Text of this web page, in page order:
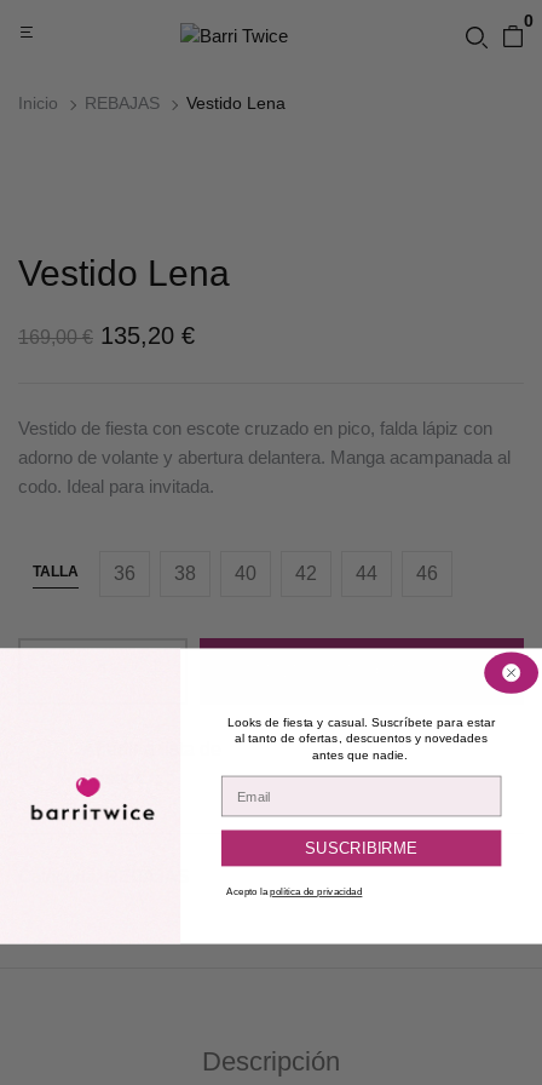
0
Inicio REBAJAS Vestido Lena
Vestido Lena
169,00€ 135,20 €
Vestido de fiesta con escote cruzado en pico, falda lápiz con
adorno de volante y abertura delantera. Manga acampanada al
codo. Ideal para invitada.
TALLA 36 38 40 42 44 46
deseos
Descripción
Looks de fiesta y casual. Suscríbete para estar
al tanto de ofertas, descuentos y novedades
antes que nadie.
Email
SUSCRIBIRME
Acepto lapolítica de privacidad